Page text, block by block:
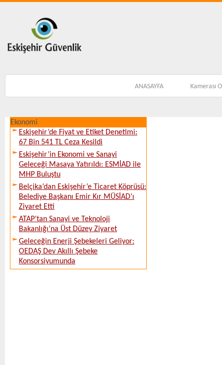
ANASAYFA Kamerası
Ekonomi
Eskişehir’de Fiyat ve Etiket Denetimi:
67 Bin 541 TL Ceza Kesildi
Eskişehir’in Ekonomi ve Sanayi
Geleceği Masaya Yatırıldı: ESMİAD ile
MHP Buluştu
Belçika’dan Eskişehir’e Ticaret Köprüsü:
Belediye Başkanı Emir Kır MÜSİAD’ı
Ziyaret Etti
ATAP’tan Sanayi ve Teknoloji
Bakanlığı’na Üst Düzey Ziyaret
Geleceğin Enerji Şebekeleri Geliyor:
OEDAŞ Dev Akıllı Şebeke
Konsorsiyumunda